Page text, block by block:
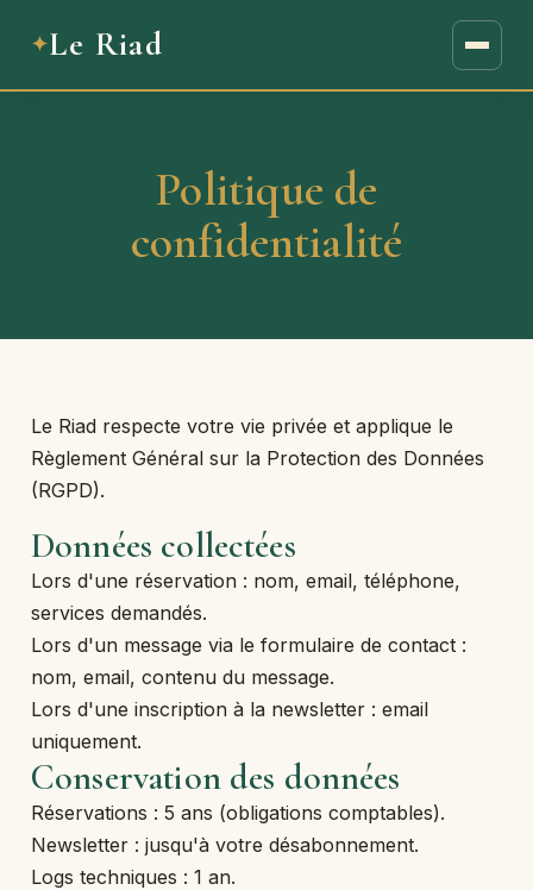
Le Riad
Politique de
confidentialité
Le Riad respecte votre vie privée et applique le
Règlement Général sur la Protection des Données
(RGPD).
Données collectées
Lors d'une réservation : nom, email, téléphone,
services demandés.
Lors d'un message via le formulaire de contact :
nom, email, contenu du message.
Lors d'une inscription à la newsletter : email
uniquement.
Conservation des données
Réservations : 5 ans (obligations comptables).
Newsletter : jusqu'à votre désabonnement.
Logs techniques : 1 an.